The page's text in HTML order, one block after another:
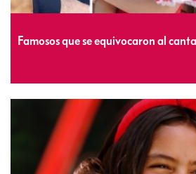
Famosos que se equivocaron al